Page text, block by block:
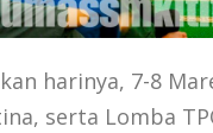
harinya, 7-8
serta Lomba